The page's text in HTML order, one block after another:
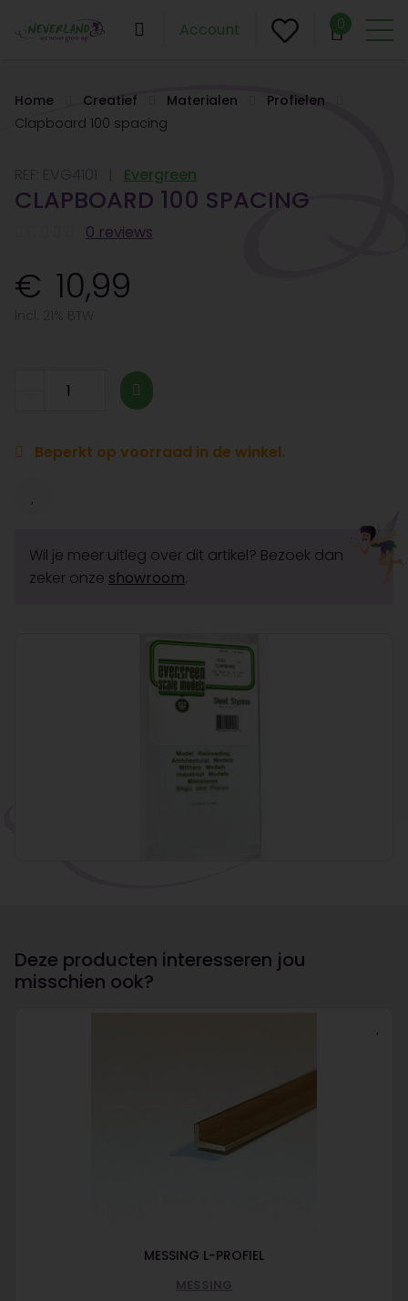
Account 0
Home Creatief Materialen
Profielen
Clapboard 100 spacing
Evergreen
CLAPBOARD 100 SPACING
0 reviews
10,99
Beperkt op voorraad in de winkel.
Wil je meer uitleg over dit artikel? Bezoek dan
zeker onze showroom.
Deze producten interesseren jou
misschien ook?
MESSING L-PROFIEL
MESSING